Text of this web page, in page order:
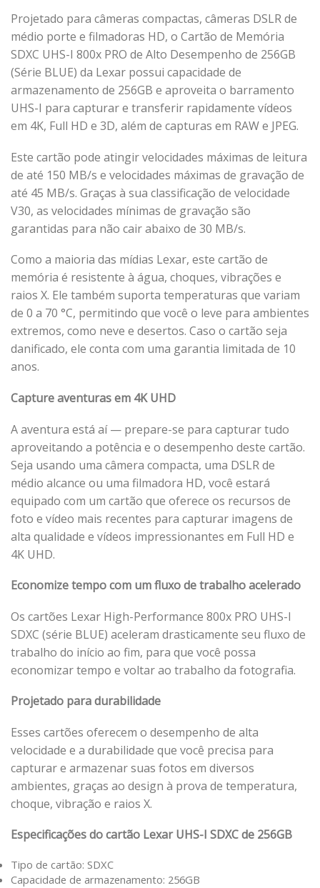
Projetado para câmeras compactas, câmeras DSLR de
médio porte e filmadoras HD, o Cartão de Memória
SDXC UHS-I 800x PRO de Alto Desempenho de 256GB
(Série BLUE) da Lexar possui capacidade de
armazenamento de 256GB e aproveita o barramento
UHS-I para capturar e transferir rapidamente vídeos
em 4K, Full HD e 3D, além de capturas em RAW e JPEG.
Este cartão pode atingir velocidades máximas de leitura
de até 150 MB/s e velocidades máximas de gravação de
até 45 MB/s. Graças à sua classificação de velocidade
V30, as velocidades mínimas de gravação são
garantidas para não cair abaixo de 30 MB/s.
Como a maioria das mídias Lexar, este cartão de
memória é resistente à água, choques, vibrações e
raios X. Ele também suporta temperaturas que variam
de 0 a 70 °C, permitindo que você o leve para ambientes
extremos, como neve e desertos. Caso o cartão seja
danificado, ele conta com uma garantia limitada de 10
anos.
Capture aventuras em 4K UHD
A aventura está aí — prepare-se para capturar tudo
aproveitando a potência e o desempenho deste cartão.
Seja usando uma câmera compacta, uma DSLR de
médio alcance ou uma filmadora HD, você estará
equipado com um cartão que oferece os recursos de
foto e vídeo mais recentes para capturar imagens de
alta qualidade e vídeos impressionantes em Full HD e
4K UHD.
Economize tempo com um fluxo de trabalho acelerado
Os cartões Lexar High-Performance 800x PRO UHS-I
SDXC (série BLUE) aceleram drasticamente seu fluxo de
trabalho do início ao fim, para que você possa
economizar tempo e voltar ao trabalho da fotografia.
Projetado para durabilidade
Esses cartões oferecem o desempenho de alta
velocidade e a durabilidade que você precisa para
capturar e armazenar suas fotos em diversos
ambientes, graças ao design à prova de temperatura,
choque, vibração e raios X.
Especificações do cartão Lexar UHS-I SDXC de 256GB
Tipo de cartão: SDXC
Capacidade de armazenamento: 256GB